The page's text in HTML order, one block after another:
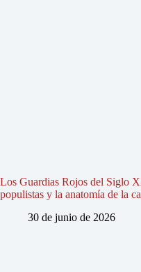
Los Guardias Rojos del Siglo
populistas y la anatomía de la
30 de junio de 2026